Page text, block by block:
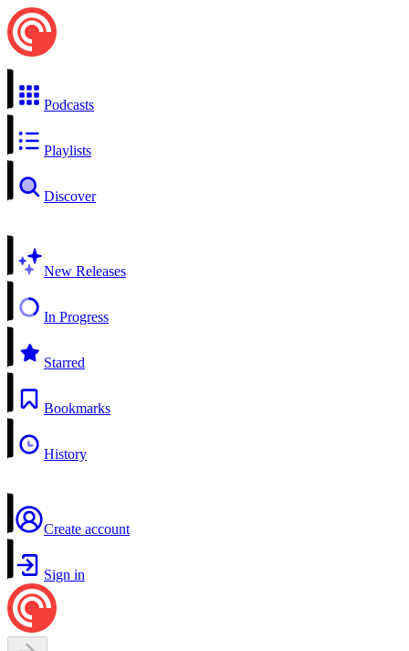
Podcasts
Playlists
Discover
New Releases
In Progress
Starred
Bookmarks
History
Create account
Sign in